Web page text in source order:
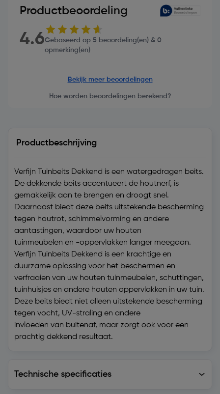
Productbeoordeling
4.6Gebaseerd op 5 beoordeling(en) & 0
opmerking(en)
Bekijk meer beoordelingen
Hoe worden beoordelingen berekend?
Productbeschrijving
Verfijn Tuinbeits Dekkend is een watergedragen beits.
De dekkende beits accentueert de houtnerf, is
gemakkelijk aan te brengen en droogt snel.
Daarnaast biedt deze beits uitstekende bescherming
tegen houtrot, schimmelvorming en andere
aantastingen, waardoor uw houten
tuinmeubelen en -oppervlakken langer meegaan.
Verfijn Tuinbeits Dekkend is een krachtige en
duurzame oplossing voor het beschermen en
verfraaien van uw houten tuinmeubelen, schuttingen,
tuinhuisjes en andere houten oppervlakken in uw tuin.
Deze beits biedt niet alleen uitstekende bescherming
tegen vocht, UV-straling en andere
invloeden van buitenaf, maar zorgt ook voor een
prachtig dekkend resultaat.
Technische specificaties